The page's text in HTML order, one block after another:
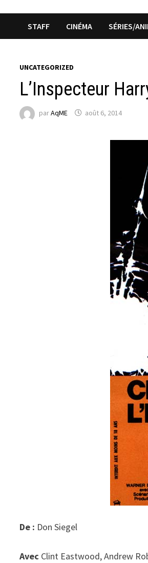
STAFF CINÉMA SÉRIES/
UNCATEGORIZED
L’Inspecteur
parAqME août 6, 2014
De : Don Siegel
Avec Clint Eastwood, Andrew